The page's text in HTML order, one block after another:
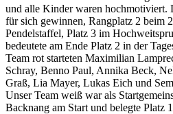
und alle Kinder waren hochmotiviert.
für sich gewinnen, Rangplatz 2 beim
Pendelstaffel, Platz 3 im
bedeutete am Ende Platz 2 in der
Team rot starteten Maximilian
Schray, Benno Paul, Annika Beck,
Graß, Lia Mayer, Lukas Eich und
Unser Team weiß war als
Backnang am Start und belegte Platz